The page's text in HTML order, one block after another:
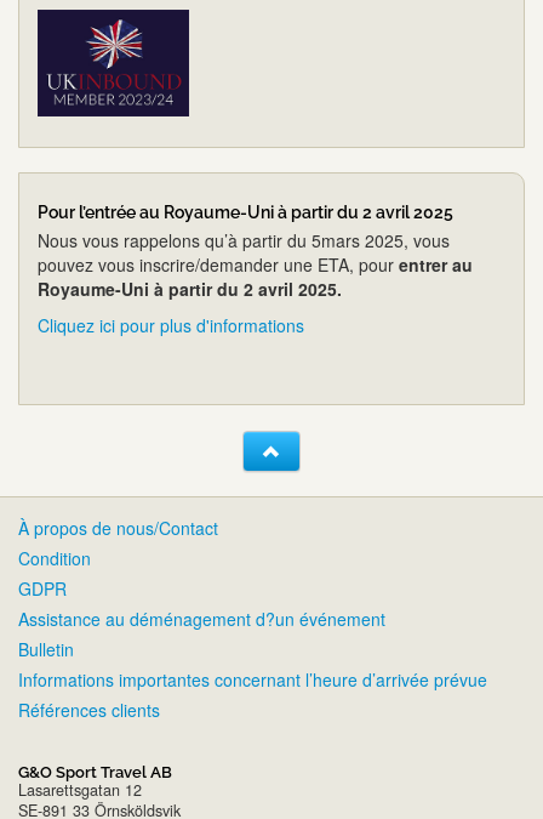
Pour l’entrée au Royaume-Uni à partir du 2 avril 2025
Nous vous rappelons qu’à partir du 5mars 2025, vous
pouvez vous inscrire/demander une ETA, pour entrer au
Royaume-Uni à partir du 2 avril 2025.
Cliquez ici pour plus d'informations
À propos de nous/Contact
Condition
GDPR
Assistance au déménagement d?un événement
Bulletin
Informations importantes concernant l’heure d’arrivée prévue
Références clients
G&O Sport Travel AB
Lasarettsgatan 12
SE-891 33 Örnsköldsvik